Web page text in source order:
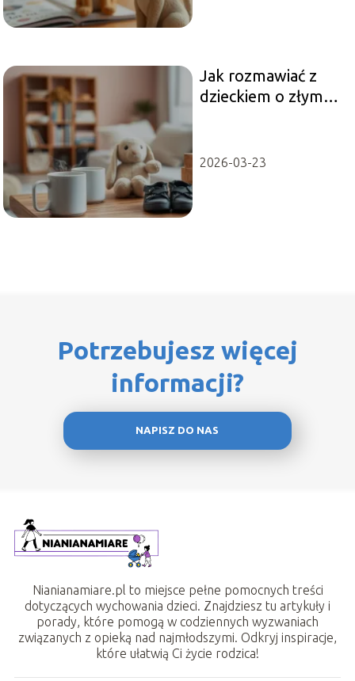
Jak rozmawiać z
dzieckiem o złym
2026-03-23
Potrzebujesz więcej
informacji?
NAPISZ DO NAS
Nianianamiare.pl to miejsce pełne pomocnych treści
dotyczących wychowania dzieci. Znajdziesz tu artykuły i
porady, które pomogą w codziennych wyzwaniach
związanych z opieką nad najmłodszymi. Odkryj inspiracje,
które ułatwią Ci życie rodzica!